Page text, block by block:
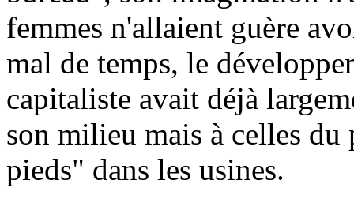
femmes n'allaient guère
mal de temps, le
capitaliste avait déjà
son milieu mais à celles du
pieds" dans les usines.